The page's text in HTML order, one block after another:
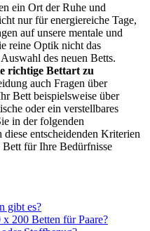
ein Ort der Ruhe und
nur für energiereiche Tage,
auf unsere mentale und
reine Optik nicht das
des neuen Betts.
richtige Bettart zu
auch Fragen über
Bett beispielsweise über
oder ein verstellbares
in der folgenden
entscheidenden Kriterien
Bett für Ihre Bedürfnisse
gibt es?
200 Betten für Paare?